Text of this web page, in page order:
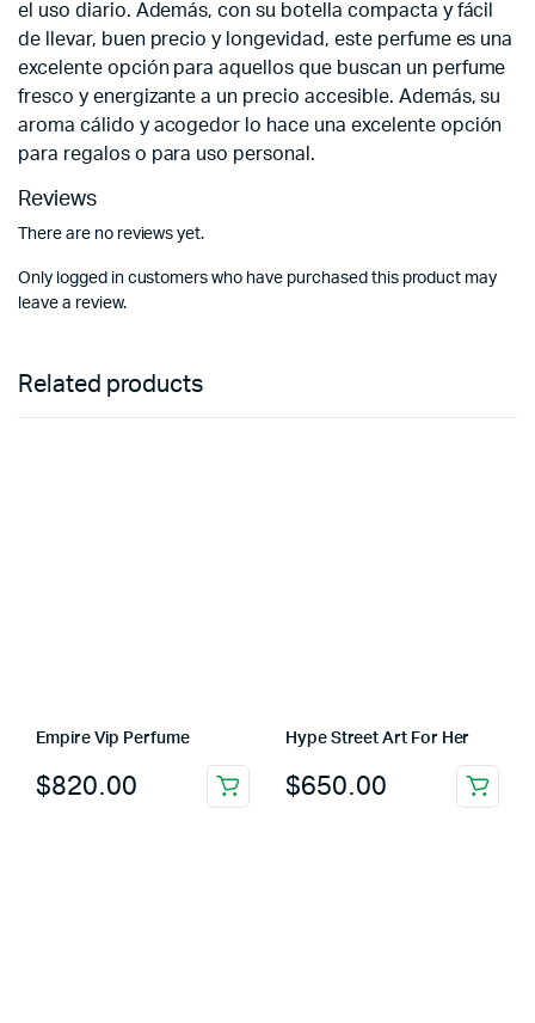
el uso diario. Además, con su botella compacta y fácil
de llevar, buen precio y longevidad, este perfume es una
excelente opción para aquellos que buscan un perfume
fresco y energizante a un precio accesible. Además, su
aroma cálido y acogedor lo hace una excelente opción
para regalos o para uso personal.
Reviews
There are no reviews yet.
Only logged in customers who have purchased this product may
leave a review.
Related products
Empire Vip Perfume
$820.00
Hype Street Art For Her
$650.00